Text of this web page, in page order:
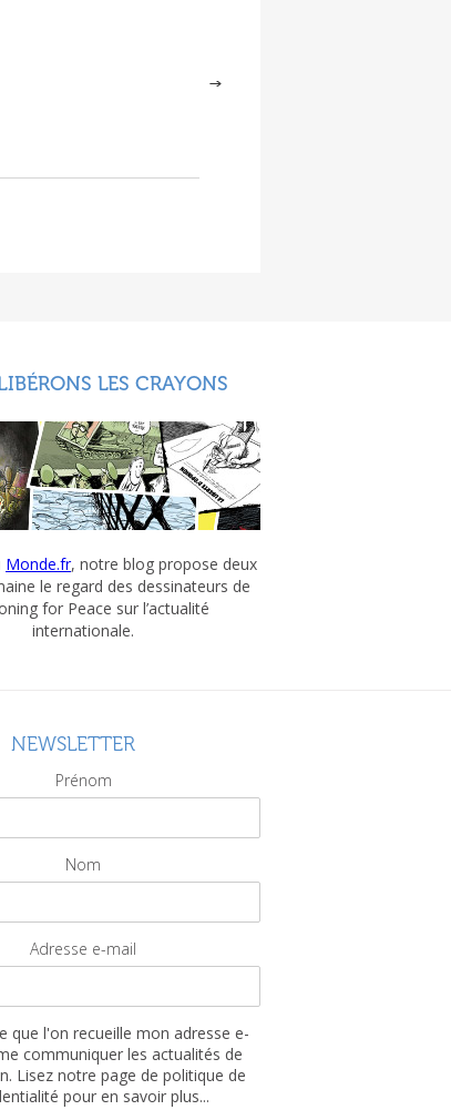
LES CRAYONS
Monde.fr, notre blog propose deux
le regard des dessinateurs de
for Peace sur l’actualité
internationale.
NEWSLETTER
Prénom
Nom
Adresse e-mail
que l'on recueille mon adresse e-
communiquer les actualités de
Lisez notre page de politique de
pour en savoir plus...